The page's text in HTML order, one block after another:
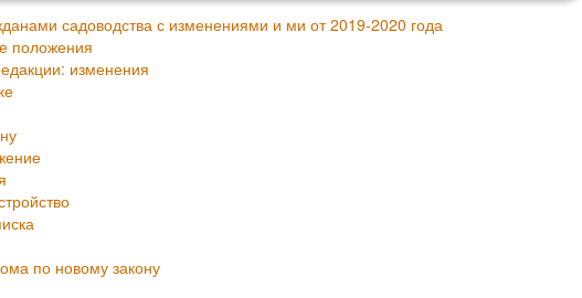
садоводства с изменениями и ми от 2019-2020 года
положения
изменения
по новому закону